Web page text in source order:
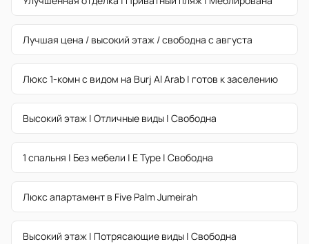
Лучшая цена / высокий этаж / свободна с августа
Люкс 1-комн с видом на Burj Al Arab | готов к заселению
Высокий этаж | Отличные виды | Свободна
1 спальня | Без мебели | E Type | Свободна
Люкс апартамент в Five Palm Jumeirah
Высокий этаж | Потрясающие виды | Свободна